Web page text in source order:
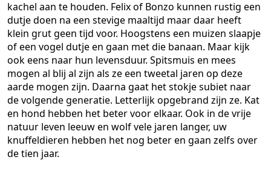
kachel aan te houden. Felix of Bonzo kunnen rustig een
dutje doen na een stevige maaltijd maar daar heeft
klein grut geen tijd voor. Hoogstens een muizen slaapje
of een vogel dutje en gaan met die banaan. Maar kijk
ook eens naar hun levensduur. Spitsmuis en mees
mogen al blij al zijn als ze een tweetal jaren op deze
aarde mogen zijn. Daarna gaat het stokje subiet naar
de volgende generatie. Letterlijk opgebrand zijn ze. Kat
en hond hebben het beter voor elkaar. Ook in de vrije
natuur leven leeuw en wolf vele jaren langer, uw
knuffeldieren hebben het nog beter en gaan zelfs over
de tien jaar.